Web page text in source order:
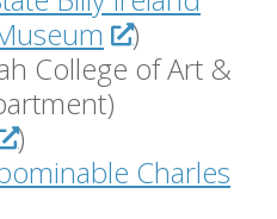
)
College of Art &
)
Charles